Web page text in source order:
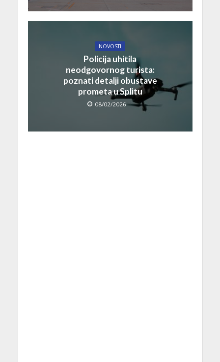
NOVOSTI
Policija uhitila
neodgovornog turista:
poznati detalji obustave
prometa u Splitu
08/02/2026